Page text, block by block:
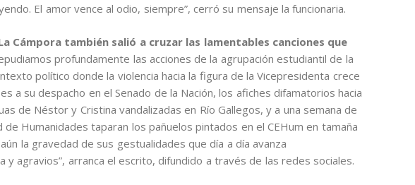
El amor vence al odio, siempre”, cerró su mensaje la funcionaria.
Cámpora también salió a cruzar las lamentables canciones que
profundamente las acciones de la agrupación estudiantil de la
político donde la violencia hacia la figura de la Vicepresidenta crece
a su despacho en el Senado de la Nación, los afiches difamatorios hacia
de Néstor y Cristina vandalizadas en Río Gallegos, y a una semana de
Humanidades taparan los pañuelos pintados en el CEHum en tamaña
la gravedad de sus gestualidades que día a día avanza
y agravios”, arranca el escrito, difundido a través de las redes sociales.